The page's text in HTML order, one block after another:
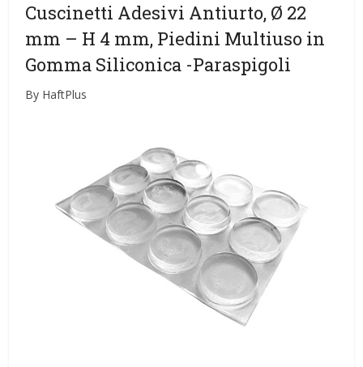
Cuscinetti Adesivi Antiurto, Ø 22
mm – H 4 mm, Piedini Multiuso in
Gomma Siliconica -Paraspigoli
By HaftPlus